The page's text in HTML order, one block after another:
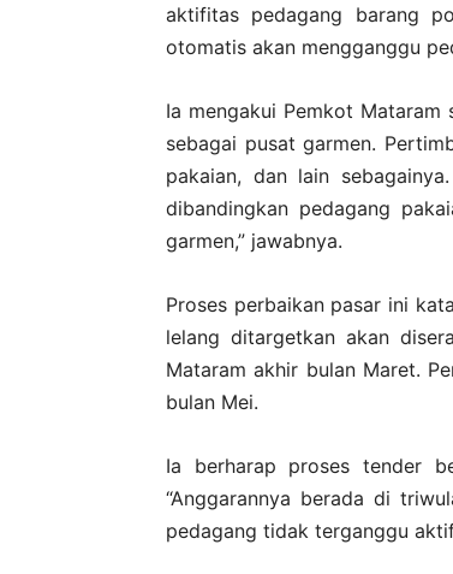
aktifitas pedagang barang
otomatis akan mengganggu
Ia mengakui Pemkot Mataram
sebagai pusat garmen.
pakaian, dan lain
dibandingkan pedagang
garmen,” jawabnya.
Proses perbaikan pasar ini
lelang ditargetkan akan
Mataram akhir bulan Maret.
bulan Mei.
Ia berharap proses tender
“Anggarannya berada di
pedagang tidak terganggu